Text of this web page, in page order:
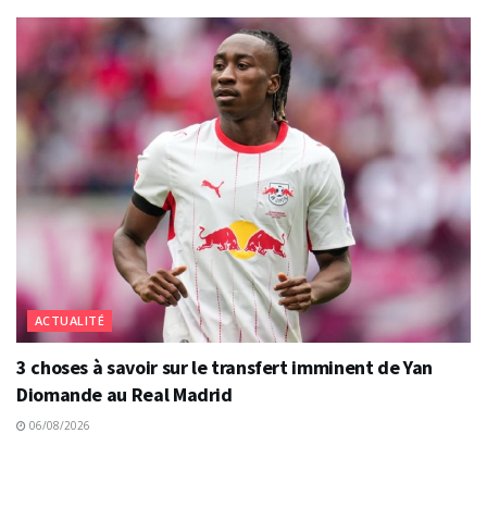
ACTUALITÉ
3 choses à savoir sur le transfert imminent de Yan
Diomande au Real Madrid
06/08/2026